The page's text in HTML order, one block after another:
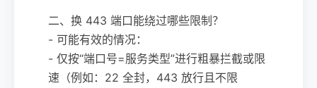
二、换 443 端口能绕过哪些限制？
- 可能有效的情况：
- 仅按“端口号=服务类型”进行粗暴拦截或限
速（例如：22 全封，443 放行且不限